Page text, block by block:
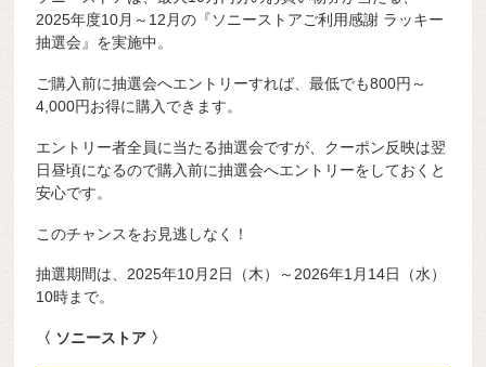
2025年度10月～12月の『ソニーストアご利用感謝 ラッキー
抽選会』を実施中。
ご購入前に抽選会へエントリーすれば、最低でも800円～
4,000円お得に購入できます。
エントリー者全員に当たる抽選会ですが、クーポン反映は翌
日昼頃になるので購入前に抽選会へエントリーをしておくと
安心です。
このチャンスをお見逃しなく！
抽選期間は、2025年10月2日（木）～2026年1月14日（水）
10時まで。
〈 ソニーストア 〉